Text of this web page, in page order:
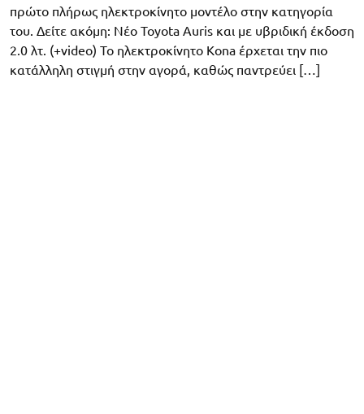
πρώτο πλήρως ηλεκτροκίνητο μοντέλο στην κατηγορία
του. Δείτε ακόμη: Νέο Toyota Auris και με υβριδική έκδοση
2.0 λτ. (+video) Το ηλεκτροκίνητο Kona έρχεται την πιο
κατάλληλη στιγμή στην αγορά, καθώς παντρεύει […]